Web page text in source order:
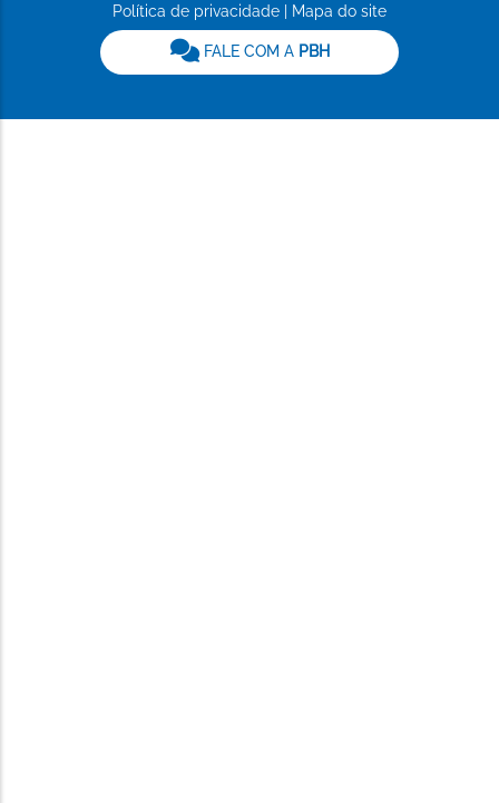
Política de privacidade
Mapa do site
FALE COM A PBH